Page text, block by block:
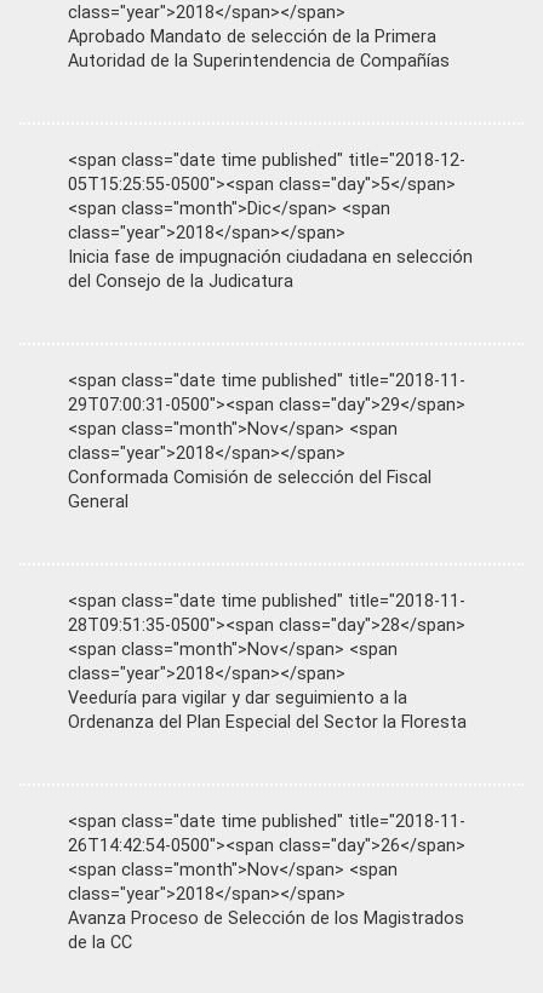
class="year">2018</span></span>
Aprobado Mandato de selección de la Primera
Autoridad de la Superintendencia de Compañías
<span class="date time published" title="2018-12-
05T15:25:55-0500"><span class="day">5</span>
<span class="month">Dic</span> <span
class="year">2018</span></span>
Inicia fase de impugnación ciudadana en selección
del Consejo de la Judicatura
<span class="date time published" title="2018-11-
29T07:00:31-0500"><span class="day">29</span>
<span class="month">Nov</span> <span
class="year">2018</span></span>
Conformada Comisión de selección del Fiscal
General
<span class="date time published" title="2018-11-
28T09:51:35-0500"><span class="day">28</span>
<span class="month">Nov</span> <span
class="year">2018</span></span>
Veeduría para vigilar y dar seguimiento a la
Ordenanza del Plan Especial del Sector la Floresta
<span class="date time published" title="2018-11-
26T14:42:54-0500"><span class="day">26</span>
<span class="month">Nov</span> <span
class="year">2018</span></span>
Avanza Proceso de Selección de los Magistrados
de la CC